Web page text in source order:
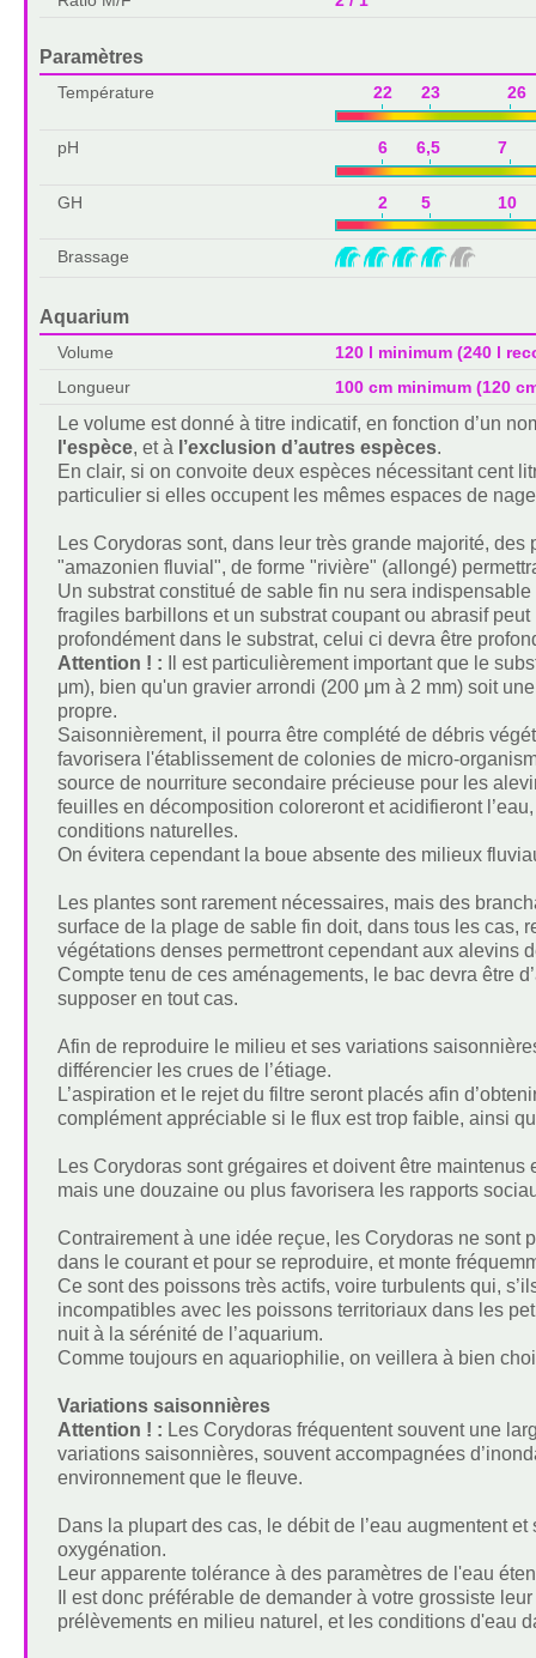
Paramètres
Température 22 23 26
pH 6 6,5 7
GH 2 5 10
Brassage
Aquarium
Volume
120 l minimum (240 l
Longueur
100 cm minimum (120
Le volume est donné à titre indicatif, en fonction d’un
l'espèce, et à l’exclusion d’autres espèces.
En clair, si on convoite deux espèces nécessitant cent
particulier si elles occupent les mêmes espaces de
Les Corydoras sont, dans leur très grande majorité,
"amazonien fluvial", de forme "rivière" (allongé)
Un substrat constitué de sable fin nu sera
fragiles barbillons et un substrat coupant ou abrasif
profondément dans le substrat, celui ci devra être
Attention ! :
Il est particulièrement important que le
μm), bien qu'un gravier arrondi (200 μm à 2 mm) soit
propre.
Saisonnièrement, il pourra être complété de débris
favorisera l'établissement de colonies de micro-
source de nourriture secondaire précieuse pour les
feuilles en décomposition coloreront et acidifieront
conditions naturelles.
On évitera cependant la boue absente des milieux
Les plantes sont rarement nécessaires, mais des
surface de la plage de sable fin doit, dans tous les cas,
végétations denses permettront cependant aux alevins
Compte tenu de ces aménagements, le bac devra être
supposer en tout cas.
Afin de reproduire le milieu et ses variations
différencier les crues de l’étiage.
L’aspiration et le rejet du filtre seront placés afin
complément appréciable si le flux est trop faible, ainsi
Les Corydoras sont grégaires et doivent être
mais une douzaine ou plus favorisera les rapports
Contrairement à une idée reçue, les Corydoras ne sont
dans le courant et pour se reproduire, et monte
Ce sont des poissons très actifs, voire turbulents qui,
incompatibles avec les poissons territoriaux dans les
nuit à la sérénité de l’aquarium.
Comme toujours en aquariophilie, on veillera à bien
Variations saisonnières
Attention ! : Les Corydoras fréquentent souvent une
variations saisonnières, souvent accompagnées
environnement que le fleuve.
Dans la plupart des cas, le débit de l’eau augmentent
oxygénation.
Leur apparente tolérance à des paramètres de l'eau
Il est donc préférable de demander à votre grossiste
prélèvements en milieu naturel, et les conditions d'eau